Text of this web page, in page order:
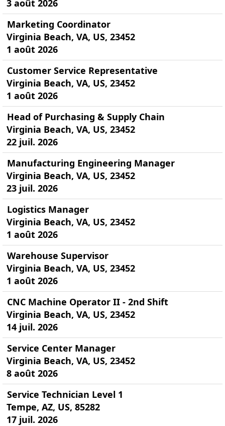
3 août 2026
Marketing Coordinator
Virginia Beach, VA, US, 23452
1 août 2026
Customer Service Representative
Virginia Beach, VA, US, 23452
1 août 2026
Head of Purchasing & Supply Chain
Virginia Beach, VA, US, 23452
22 juil. 2026
Manufacturing Engineering Manager
Virginia Beach, VA, US, 23452
23 juil. 2026
Logistics Manager
Virginia Beach, VA, US, 23452
1 août 2026
Warehouse Supervisor
Virginia Beach, VA, US, 23452
1 août 2026
CNC Machine Operator II - 2nd Shift
Virginia Beach, VA, US, 23452
14 juil. 2026
Service Center Manager
Virginia Beach, VA, US, 23452
8 août 2026
Service Technician Level 1
Tempe, AZ, US, 85282
17 juil. 2026